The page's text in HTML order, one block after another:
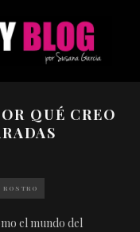
QUÉ CREO
ROSTRO
el mundo del